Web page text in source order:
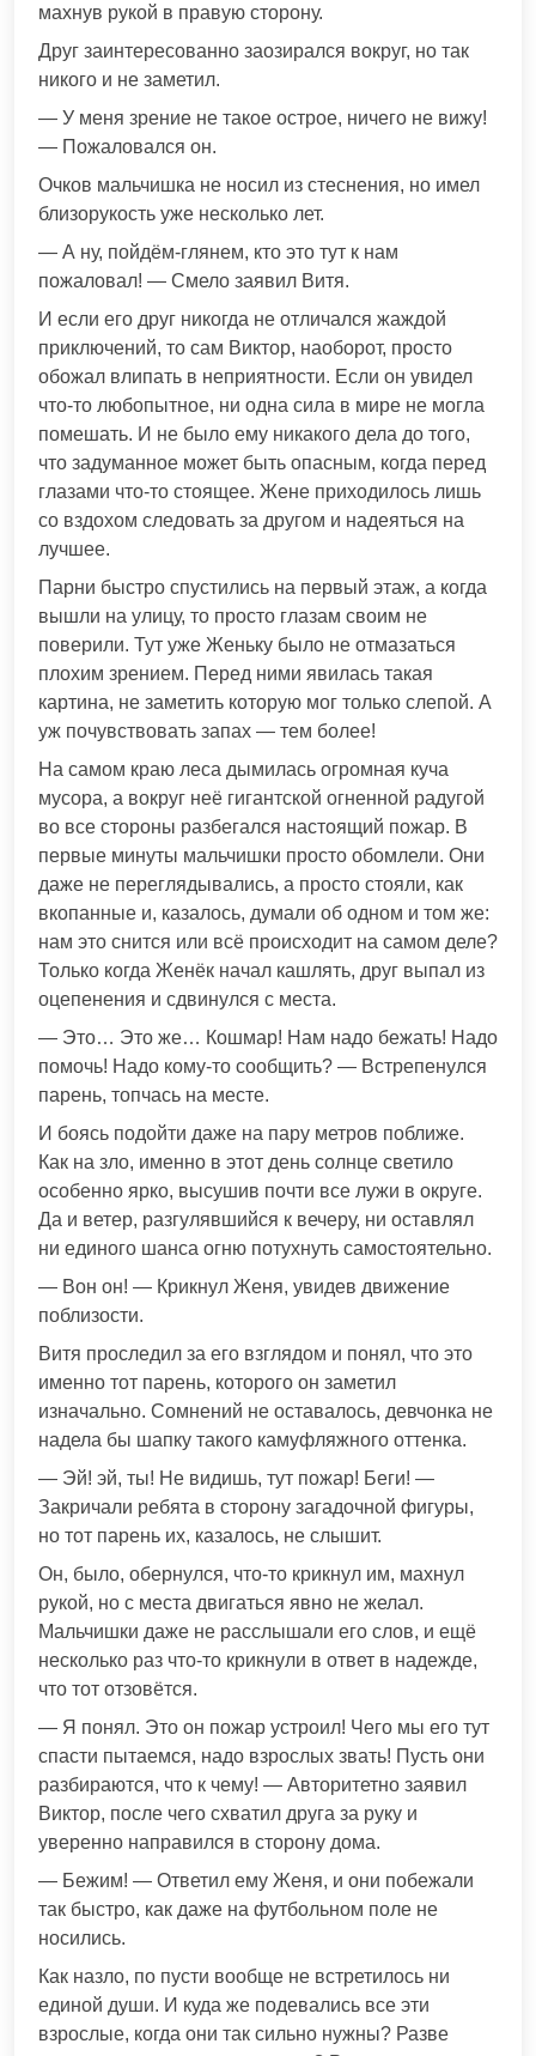
махнув рукой в правую сторону.
Друг заинтересованно заозирался вокруг, но так
никого и не заметил.
— У меня зрение не такое острое, ничего не вижу!
— Пожаловался он.
Очков мальчишка не носил из стеснения, но имел
близорукость уже несколько лет.
— А ну, пойдём-глянем, кто это тут к нам
пожаловал! — Смело заявил Витя.
И если его друг никогда не отличался жаждой
приключений, то сам Виктор, наоборот, просто
обожал влипать в неприятности. Если он увидел
что-то любопытное, ни одна сила в мире не могла
помешать. И не было ему никакого дела до того,
что задуманное может быть опасным, когда перед
глазами что-то стоящее. Жене приходилось лишь
со вздохом следовать за другом и надеяться на
лучшее.
Парни быстро спустились на первый этаж, а когда
вышли на улицу, то просто глазам своим не
поверили. Тут уже Женьку было не отмазаться
плохим зрением. Перед ними явилась такая
картина, не заметить которую мог только слепой. А
уж почувствовать запах — тем более!
На самом краю леса дымилась огромная куча
мусора, а вокруг неё гигантской огненной радугой
во все стороны разбегался настоящий пожар. В
первые минуты мальчишки просто обомлели. Они
даже не переглядывались, а просто стояли, как
вкопанные и, казалось, думали об одном и том же:
нам это снится или всё происходит на самом деле?
Только когда Женёк начал кашлять, друг выпал из
оцепенения и сдвинулся с места.
— Это… Это же… Кошмар! Нам надо бежать! Надо
помочь! Надо кому-то сообщить? — Встрепенулся
парень, топчась на месте.
И боясь подойти даже на пару метров поближе.
Как на зло, именно в этот день солнце светило
особенно ярко, высушив почти все лужи в округе.
Да и ветер, разгулявшийся к вечеру, ни оставлял
ни единого шанса огню потухнуть самостоятельно.
— Вон он! — Крикнул Женя, увидев движение
поблизости.
Витя проследил за его взглядом и понял, что это
именно тот парень, которого он заметил
изначально. Сомнений не оставалось, девчонка не
надела бы шапку такого камуфляжного оттенка.
— Эй! эй, ты! Не видишь, тут пожар! Беги! —
Закричали ребята в сторону загадочной фигуры,
но тот парень их, казалось, не слышит.
Он, было, обернулся, что-то крикнул им, махнул
рукой, но с места двигаться явно не желал.
Мальчишки даже не расслышали его слов, и ещё
несколько раз что-то крикнули в ответ в надежде,
что тот отзовётся.
— Я понял. Это он пожар устроил! Чего мы его тут
спасти пытаемся, надо взрослых звать! Пусть они
разбираются, что к чему! — Авторитетно заявил
Виктор, после чего схватил друга за руку и
уверенно направился в сторону дома.
— Бежим! — Ответил ему Женя, и они побежали
так быстро, как даже на футбольном поле не
носились.
Как назло, по пусти вообще не встретилось ни
единой души. И куда же подевались все эти
взрослые, когда они так сильно нужны? Разве